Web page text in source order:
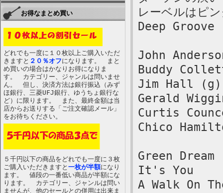
お得なまとめ買い
どれでも一度に１０枚以上ご購入いただ
きますと ２０％オフになります。 まと
め買いの場合はかなりお得になりま
す。 カテゴリー、ジャンルは問いませ
ん。 但し、決済方法は銀行振込（みず
ほ銀行、三菱UFJ銀行、ゆうちょ銀行な
ど）に限ります。 また、最終金額は当
店からお送りする「ご注文確認メール」
をお待ちください。
５千円以下の商品をどれでも一度に３枚
ご購入いただきますと 一枚が半額になり
ます。 値段の一番低い商品が半額にな
ります。 カテゴリー、ジャンルは問い
ませんが、他のセールとの併用は出来ま
レーベルはピ
Deep Groove
John
Buddy
Jim Hall (g)
Gerald
Curtis
Chico
Green Dream
It's You
A Walk On